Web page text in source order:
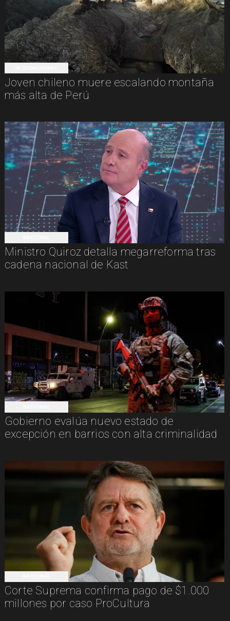
Joven chileno muere escalando montaña
más alta de Perú
Ministro Quiroz detalla megarreforma tras
cadena nacional de Kast
Gobierno evalúa nuevo estado de
excepción en barrios con alta criminalidad
Corte Suprema confirma pago de $1.000
millones por caso ProCultura